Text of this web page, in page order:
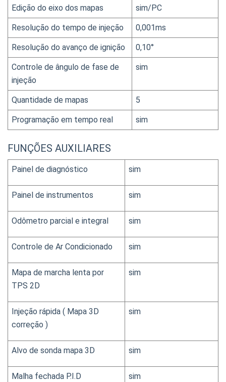
Edição do eixo dos mapas sim/PC
Resolução do tempo de injeção 0,001ms
Resolução do avanço de ignição 0,10°
Controle de ângulo de fase de
injeção
sim
Quantidade de mapas 5
Programação em tempo real sim
FUNÇÕES AUXILIARES
Painel de diagnóstico sim
Painel de instrumentos sim
Odômetro parcial e integral sim
Controle de Ar Condicionado sim
Mapa de marcha lenta por
TPS 2D
sim
Injeção rápida ( Mapa 3D
correção )
sim
Alvo de sonda mapa 3D sim
Malha fechada P.I.D sim